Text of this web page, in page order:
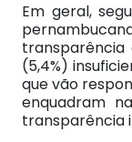
Em geral,
transparência
(5,4%)
que vão
enquadram
transparência